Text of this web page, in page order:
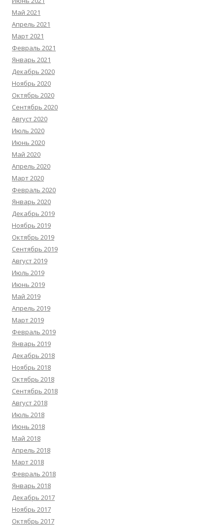
Май 2021
Апрель 2021
Март 2021
Февраль 2021
Январь 2021
Декабрь 2020
Ноябрь 2020
Октябрь 2020
Сентябрь 2020
Август 2020
Июль 2020
Июнь 2020
Май 2020
Апрель 2020
Март 2020
Февраль 2020
Январь 2020
Декабрь 2019
Ноябрь 2019
Октябрь 2019
Сентябрь 2019
Август 2019
Июль 2019
Июнь 2019
Май 2019
Апрель 2019
Март 2019
Февраль 2019
Январь 2019
Декабрь 2018
Ноябрь 2018
Октябрь 2018
Сентябрь 2018
Август 2018
Июль 2018
Июнь 2018
Май 2018
Апрель 2018
Март 2018
Февраль 2018
Январь 2018
Декабрь 2017
Ноябрь 2017
Октябрь 2017